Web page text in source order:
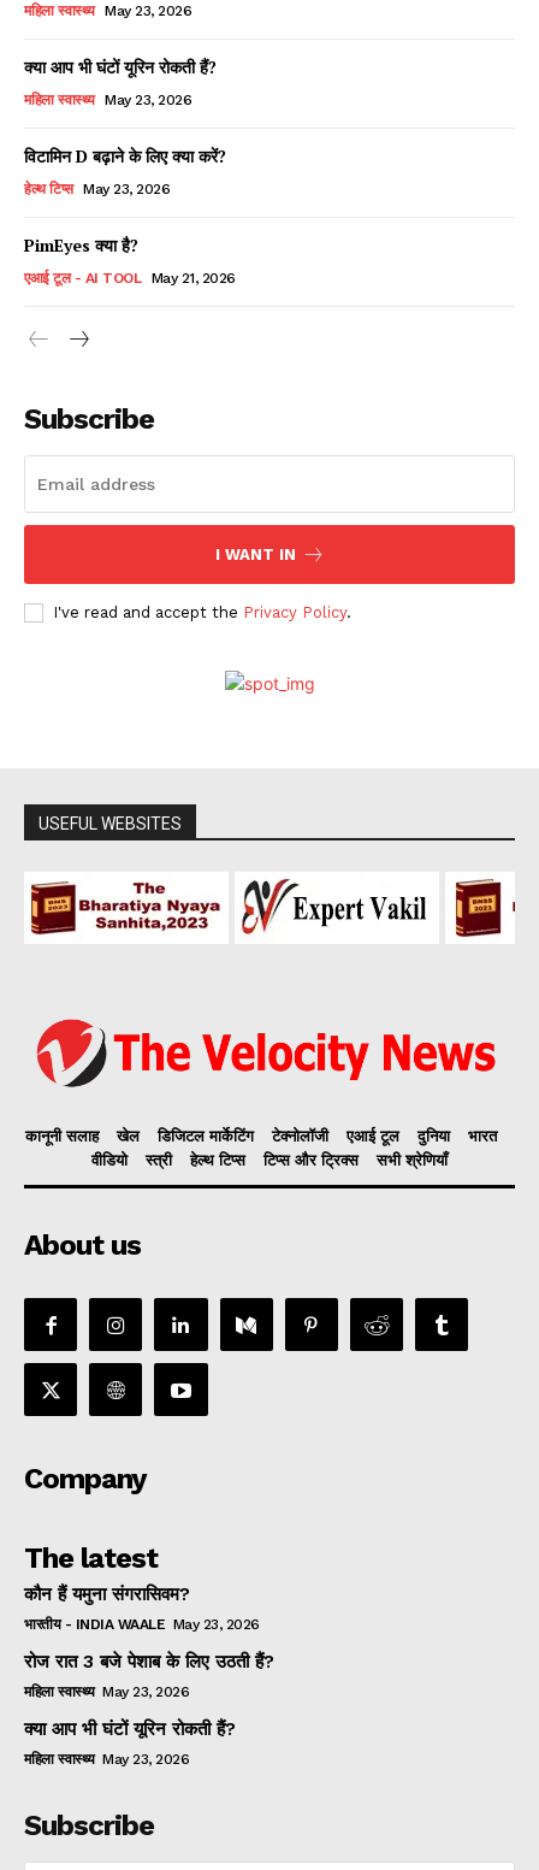
महिला स्वास्थ्य May 23, 2026
क्या आप भी घंटों यूरिन रोकती हैं?
महिला स्वास्थ्य May 23, 2026
विटामिन D बढ़ाने के लिए क्या करें?
हेल्थ टिप्स May 23, 2026
PimEyes क्या है?
एआई टूल - AI TOOL May 21, 2026
Subscribe
I WANT IN
I've read and accept the Privacy Policy.
USEFUL WEBSITES
कानूनी सलाह खेल डिजिटल मार्केटिंग टेक्नोलॉजी एआई टूल दुनिया
भारत
वीडियो
स्त्री हेल्थ टिप्स टिप्स और ट्रिक्स सभी श्रेणियाँ
About us
Company
The latest
कौन हैं यमुना संगरासिवम?
भारतीय - INDIA WAALE May 23, 2026
रोज रात 3 बजे पेशाब के लिए उठती हैं?
महिला स्वास्थ्य May 23, 2026
क्या आप भी घंटों यूरिन रोकती हैं?
महिला स्वास्थ्य May 23, 2026
Subscribe